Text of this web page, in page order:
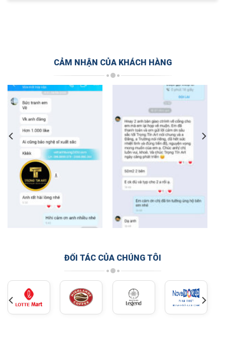
CẢM NHẬN CỦA KHÁCH HÀNG
ĐỐI TÁC CỦA CHÚNG TÔI